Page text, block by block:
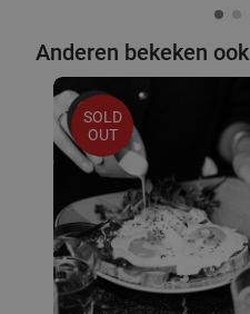
Anderen bekeken ook
SOLD
OUT